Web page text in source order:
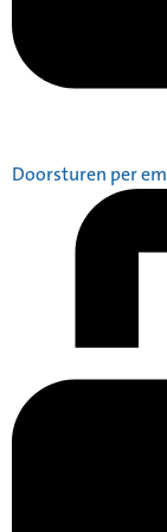
Doorsturen per